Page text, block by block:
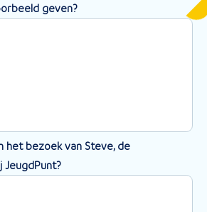
geven?
het bezoek van Steve, de